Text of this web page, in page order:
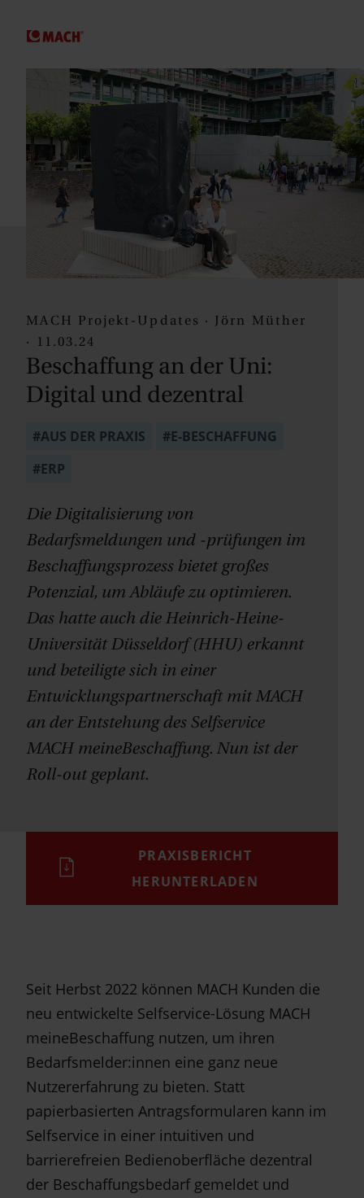
MACH Projekt-Updates · Jörn Müther
· 11.03.24
Beschaffung an der Uni:
Digital und dezentral
#AUS DER PRAXIS
#E-BESCHAFFUNG
#ERP
Die Digitalisierung von
Bedarfsmeldungen und -prüfungen im
Beschaffungsprozess bietet großes
Potenzial, um Abläufe zu optimieren.
Das hatte auch die Heinrich-Heine-
Universität Düsseldorf (HHU) erkannt
und beteiligte sich in einer
Entwicklungspartnerschaft mit MACH
an der Entstehung des Selfservice
MACH meineBeschaffung. Nun ist der
Roll-out geplant.
PRAXISBERICHT
HERUNTERLADEN
Seit Herbst 2022 können MACH Kunden die
neu entwickelte Selfservice-Lösung MACH
meineBeschaffung nutzen, um ihren
Bedarfsmelder:innen eine ganz neue
Nutzererfahrung zu bieten. Statt
papierbasierten Antragsformularen kann im
Selfservice in einer intuitiven und
barrierefreien Bedienoberfläche dezentral
der Beschaffungsbedarf gemeldet und